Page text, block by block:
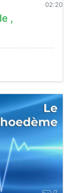
02:20
,